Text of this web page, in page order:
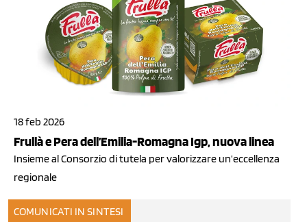
18 feb 2026
Frullà e Pera dell’Emilia-Romagna Igp, nuova linea
Insieme al Consorzio di tutela per valorizzare un’eccellenza
regionale
COMUNICATI IN SINTESI